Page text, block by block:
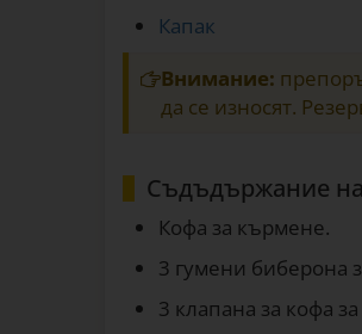
Капак
Внимание:
да се износят.
Съдъдържание
Кофа за кърмене.
3 гумени биберона
3 клапана за кофа